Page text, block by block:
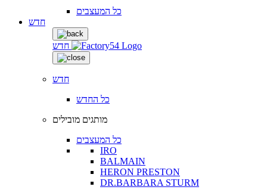
כל המעצבים
חדש
חדש
חדש
כל החדש
מותגים מובילים
כל המעצבים
IRO
BALMAIN
HERON PRESTON
DR.BARBARA STURM